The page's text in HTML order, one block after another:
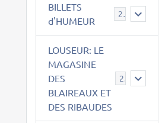
BILLETS
d'HUMEUR
2
LOUSEUR: LE
MAGASINE
DES
BLAIREAUX ET
DES RIBAUDES
21